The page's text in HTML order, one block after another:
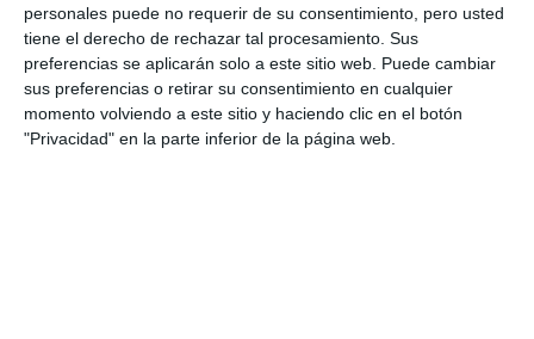
personales puede no requerir de su consentimiento, pero usted
tiene el derecho de rechazar tal procesamiento. Sus
preferencias se aplicarán solo a este sitio web. Puede cambiar
sus preferencias o retirar su consentimiento en cualquier
momento volviendo a este sitio y haciendo clic en el botón
"Privacidad" en la parte inferior de la página web.